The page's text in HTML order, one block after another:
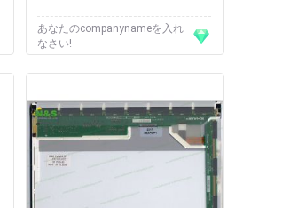
あなたのcompanynameを入れ
なさい!